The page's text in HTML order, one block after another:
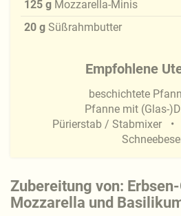
Zubereitung von:
Mozzarella und
125 g Mozzarella-Minis
20 g Süßrahmbutter
Empfohlene
beschichtete
Pfanne mit (Glas-
Pürierstab / Stabmixer